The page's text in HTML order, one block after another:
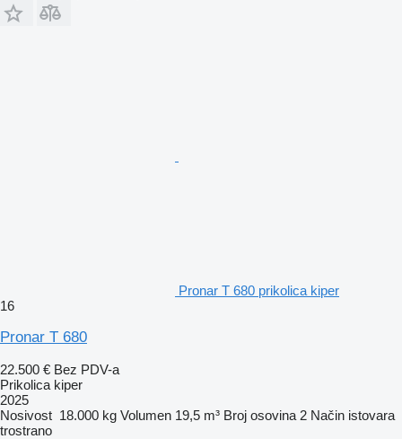
Pronar T 680 prikolica kiper
16
Pronar T 680
22.500 € Bez PDV-a
Prikolica kiper
2025
Nosivost 18.000 kg Volumen 19,5 m³ Broj osovina 2 Način istovara
trostrano